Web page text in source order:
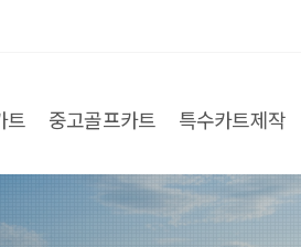
트 중고골프카트 특수카트제작